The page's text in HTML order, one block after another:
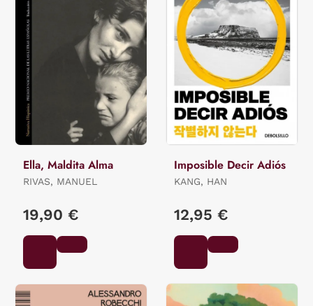
Ella, Maldita Alma
RIVAS, MANUEL
19,90 €
Imposible Decir Adiós
KANG, HAN
12,95 €